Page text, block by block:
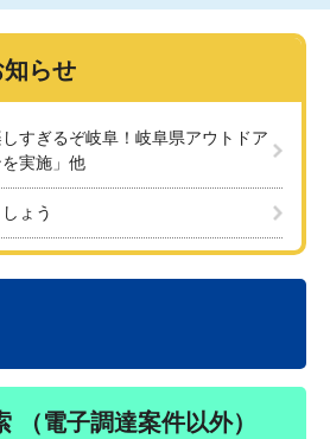
らせ
すぎるぞ岐阜！岐阜県アウトドア
実施」他
ょう
（電子調達案件以外）